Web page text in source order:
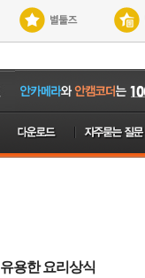
유용한 요리상식